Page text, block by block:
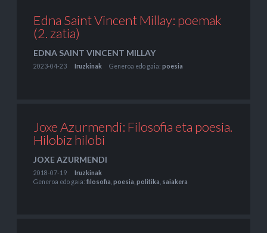
Edna Saint Vincent Millay: poemak
(2. zatia)
EDNA SAINT VINCENT MILLAY
2023-04-23 Iruzkinak Generoa edo gaia: poesia
Joxe Azurmendi: Filosofia eta poesia.
Hilobiz hilobi
JOXE AZURMENDI
2018-07-19
Iruzkinak
Generoa edo gaia: filosofia poesia politika saiakera